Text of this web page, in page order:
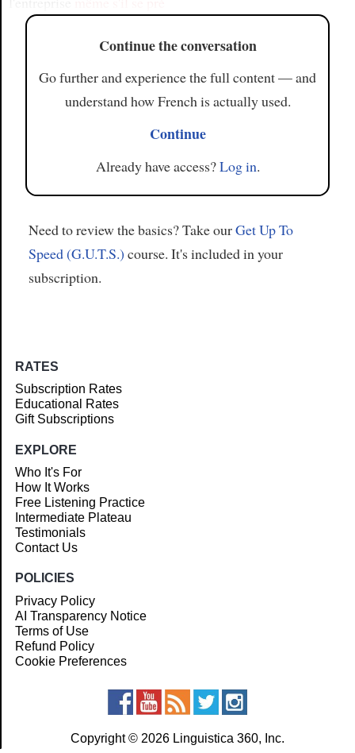
Continue the conversation
Go further and experience the full content — and
understand how French is actually used.
Continue
Already have access?Log in.
Need to review the basics? Take ourGet Up To
Speed (G.U.T.S.) course. It's included in your
subscription.
RATES
Subscription Rates
Educational Rates
Gift Subscriptions
EXPLORE
Who It's For
How It Works
Free Listening Practice
Intermediate Plateau
Testimonials
Contact Us
POLICIES
Privacy Policy
AI Transparency Notice
Terms of Use
Refund Policy
Cookie Preferences
Copyright © 2026 Linguistica 360, Inc.